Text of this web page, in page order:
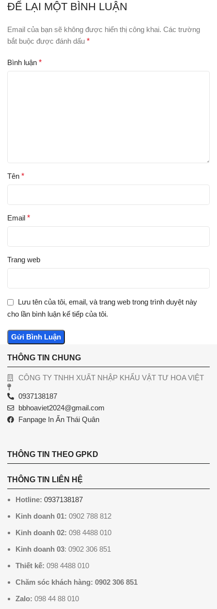
ĐỂ LẠI MỘT BÌNH LUẬN
Email của bạn sẽ không được hiển thị công khai. Các trường
bắt buộc được đánh dấu *
Bình luận *
Tên *
Email *
Trang web
Lưu tên của tôi, email, và trang web trong trình duyệt này
cho lần bình luận kế tiếp của tôi.
THÔNG TIN CHUNG
CÔNG TY TNHH XUẤT NHẬP KHẨU VẬT TƯ HOA VIỆT
0937138187
bbhoaviet2024@gmail.com
Fanpage In Ấn Thái Quân
THÔNG TIN THEO GPKD
THÔNG TIN LIÊN HỆ
Hotline: 0937138187
Kinh doanh 01: 0902 788 812
Kinh doanh 02: 098 4488 010
Kinh doanh 03: 0902 306 851
Thiết kế: 098 4488 010
Chăm sóc khách hàng: 0902 306 851
Zalo: 098 44 88 010